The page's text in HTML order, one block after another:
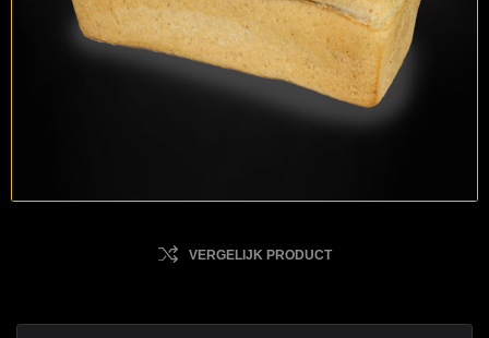
VERGELIJK PRODUCT